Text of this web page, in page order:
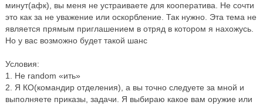
минут(афк), вы меня не устраиваете для кооператива. Не сочти
это как за не уважение или оскорбление. Так нужно. Эта тема не
является прямым приглашением в отряд в котором я нахожусь.
Но у вас возможно будет такой шанс
Условия:
1. Не random «ить»
2. Я КО(командир отделения), а вы точно следуете за мной и
выполняете приказы, задачи. Я выбираю какое вам оружие или